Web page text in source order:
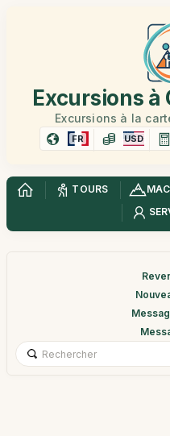
Excursions à
Excursions à la
FR USD
TOURS